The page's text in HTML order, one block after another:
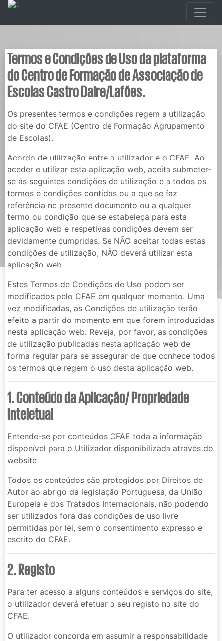
Termos e Condições de Uso da plataforma
do Centro de Formação de Associação de
Escolas Castro Daire/Lafões.
Os presentes termos e condições regem a utilização
do site do CFAE (Centro de Formação Agrupamento
de Escolas).
Acordo de utilização entre o utilizador e o CFAE. Ao
aceder e utilizar esta aplicação web, aceita submeter-
se às seguintes condições de utilização e a todos os
termos e condições contidos ou a que se faz
referência no presente documento ou a qualquer
termo ou condição que se estabeleça para esta
aplicação web e respetivas condições devem ser
devidamente cumpridas. Se NÃO aceitar todas estas
condições de utilização, NÃO deverá utilizar esta
aplicação web.
Estes Termos de Condições de Uso podem ser
modificados pelo CFAE em qualquer momento. Uma
vez modificadas, as Condições de utilização terão
efeito a partir do momento em que forem introduzidas
nesta aplicação web. Reveja, por favor, as condições
de utilização publicadas nesta aplicação web de
forma regular para se assegurar de que conhece todos
os termos que regem o uso desta aplicação web.
1. Conteúdo da Aplicação/ Propriedade
Inteletual
Entende-se por conteúdos CFAE toda a informação
disponível para o Utilizador disponibilizada através do
website
Todos os conteúdos são protegidos por Direitos de
Autor ao abrigo da legislação Portuguesa, da União
Europeia e dos Tratados Internacionais, não podendo
ser utilizados fora das condições de uso livre
permitidas por lei, sem o consentimento expresso e
escrito do CFAE.
2. Registo
Para ter acesso a alguns conteúdos e serviços do site,
o utilizador deverá efetuar o seu registo no site do
CFAE.
O utilizador concorda em assumir a responsabilidade